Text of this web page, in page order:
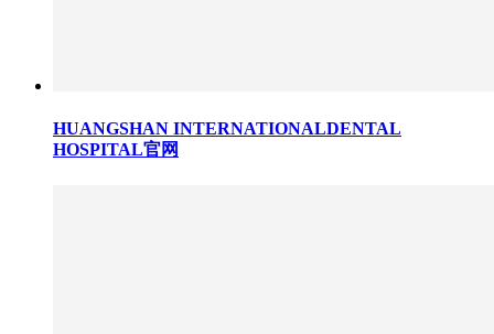
HUANGSHAN INTERNATIONALDENTAL
HOSPITAL官网